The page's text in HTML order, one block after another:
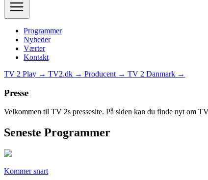
Programmer
Nyheder
Værter
Kontakt
TV 2 Play → TV2.dk → Producent → TV 2 Danmark →
Presse
Velkommen til TV 2s pressesite. På siden kan du finde nyt om
Seneste Programmer
Kommer snart